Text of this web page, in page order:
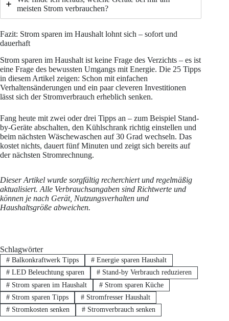
meisten Strom verbrauchen?
Fazit: Strom sparen im Haushalt lohnt sich – sofort und
dauerhaft
Strom sparen im Haushalt ist keine Frage des Verzichts – es ist
eine Frage des bewussten Umgangs mit Energie. Die 25 Tipps
in diesem Artikel zeigen: Schon mit einfachen
Verhaltensänderungen und ein paar cleveren Investitionen
lässt sich der Stromverbrauch erheblich senken.
Fang heute mit zwei oder drei Tipps an – zum Beispiel Stand-
by-Geräte abschalten, den Kühlschrank richtig einstellen und
beim nächsten Wäschewaschen auf 30 Grad wechseln. Das
kostet nichts, dauert fünf Minuten und zeigt sich bereits auf
der nächsten Stromrechnung.
Dieser Artikel wurde sorgfältig recherchiert und regelmäßig
aktualisiert. Alle Verbrauchsangaben sind Richtwerte und
können je nach Gerät, Nutzungsverhalten und
Haushaltsgröße abweichen.
Schlagwörter
#Balkonkraftwerk Tipps #Energie sparen Haushalt
#LED Beleuchtung sparen #Stand-by Verbrauch reduzieren
#Strom sparen im Haushalt #Strom sparen Küche
#Strom sparen Tipps #Stromfresser Haushalt
#Stromkosten senken #Stromverbrauch senken